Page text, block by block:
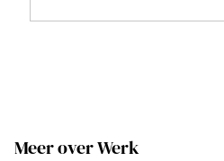
Meer over Werk